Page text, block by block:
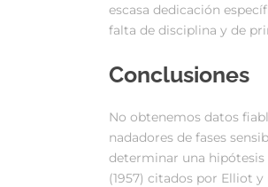
escasa dedicación
falta de disciplina y de
Conclusiones
No obtenemos datos
nadadores de fases
determinar una hipótesis
(1957) citados por Elliot